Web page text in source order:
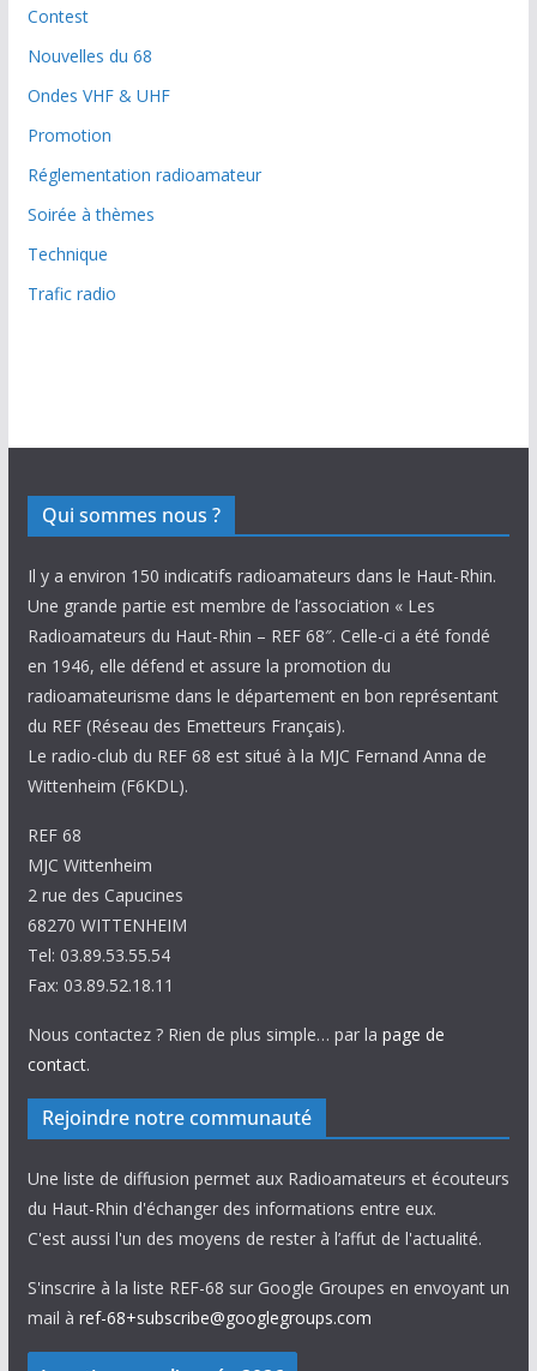
Contest
Nouvelles du 68
Ondes VHF & UHF
Promotion
Réglementation radioamateur
Soirée à thèmes
Technique
Trafic radio
Qui sommes nous ?
Il y a environ 150 indicatifs radioamateurs dans le Haut-Rhin.
Une grande partie est membre de l’association « Les
Radioamateurs du Haut-Rhin – REF 68″. Celle-ci a été fondé
en 1946, elle défend et assure la promotion du
radioamateurisme dans le département en bon représentant
du REF (Réseau des Emetteurs Français).
Le radio-club du REF 68 est situé à la MJC Fernand Anna de
Wittenheim (F6KDL).
REF 68
MJC Wittenheim
2 rue des Capucines
68270 WITTENHEIM
Tel: 03.89.53.55.54
Fax: 03.89.52.18.11
Nous contactez ? Rien de plus simple… par la page de
contact.
Rejoindre notre communauté
Une liste de diffusion permet aux Radioamateurs et écouteurs
du Haut-Rhin d'échanger des informations entre eux.
C'est aussi l'un des moyens de rester à l’affut de l'actualité.
S'inscrire à la liste REF-68 sur Google Groupes en envoyant un
mail à ref-68+subscribe@googlegroups.com